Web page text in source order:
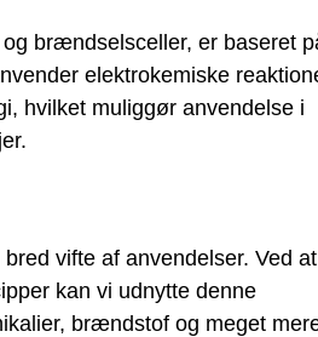
brændselsceller, er baseret
elektrokemiske
hvilket muliggør anvendelse i
vifte af anvendelser. Ved at
kan vi udnytte denne
brændstof og meget